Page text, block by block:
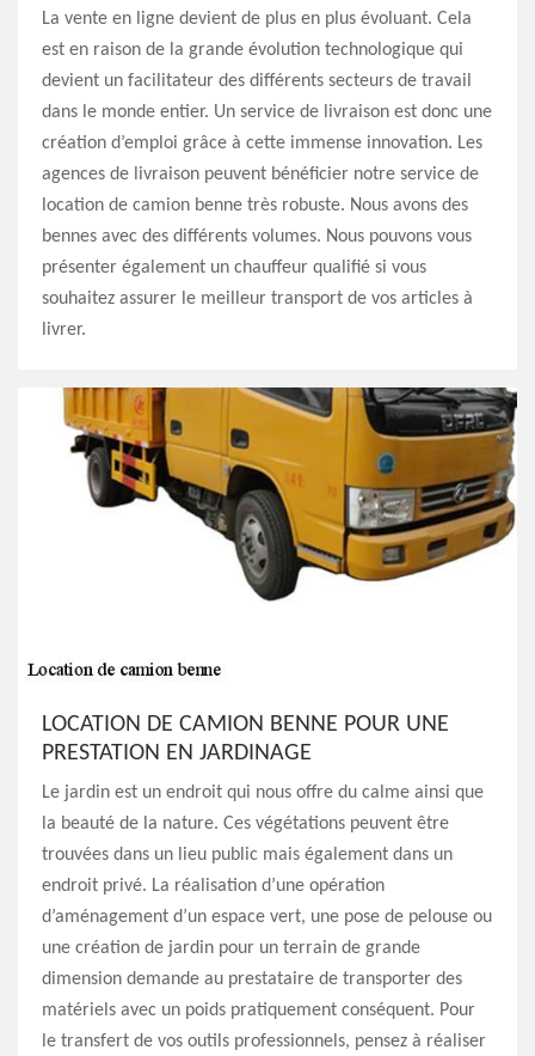
La vente en ligne devient de plus en plus évoluant. Cela
est en raison de la grande évolution technologique qui
devient un facilitateur des différents secteurs de travail
dans le monde entier. Un service de livraison est donc une
création d’emploi grâce à cette immense innovation. Les
agences de livraison peuvent bénéficier notre service de
location de camion benne très robuste. Nous avons des
bennes avec des différents volumes. Nous pouvons vous
présenter également un chauffeur qualifié si vous
souhaitez assurer le meilleur transport de vos articles à
livrer.
LOCATION DE CAMION BENNE POUR UNE
PRESTATION EN JARDINAGE
Le jardin est un endroit qui nous offre du calme ainsi que
la beauté de la nature. Ces végétations peuvent être
trouvées dans un lieu public mais également dans un
endroit privé. La réalisation d’une opération
d’aménagement d’un espace vert, une pose de pelouse ou
une création de jardin pour un terrain de grande
dimension demande au prestataire de transporter des
matériels avec un poids pratiquement conséquent. Pour
le transfert de vos outils professionnels, pensez à réaliser